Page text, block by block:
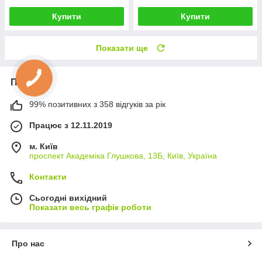
Купити Купити
Показати ще
Про нас
99% позитивних з 358 відгуків за рік
Працює з 12.11.2019
м. Київ
проспект Академіка Глушкова, 13Б, Київ, Україна
Контакти
Сьогодні вихідний
Показати весь графік роботи
Про нас